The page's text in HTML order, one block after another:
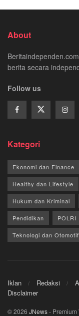
About
berita secara
Follow us
Kategori
Ekonomi dan Finance
Healthy dan Lifestyle
Hukum dan Kriminal
Pendidikan POLRI
Teknologi dan Otomotif
Iklan Redaksi
Disclaimer
© 2026 JNews- Premium